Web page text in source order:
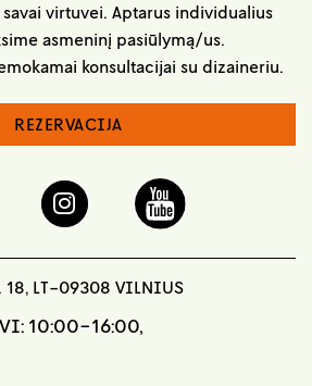
virtuvei. Aptarus individualius
asmeninį pasiūlymą/us.
konsultacijai su dizaineriu.
REZERVACIJA
18, LT-09308 VILNIUS
10:00-16:00,